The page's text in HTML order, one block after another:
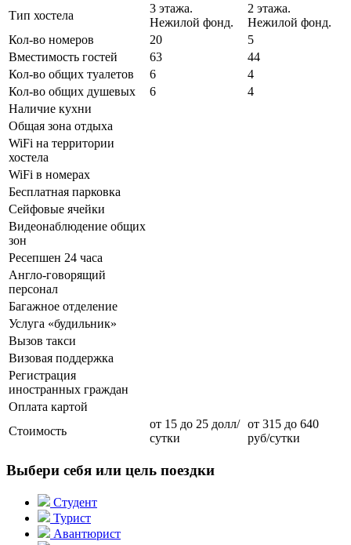
Тип хостела
3 этажа.
Нежилой фонд.
2 этажа.
Нежилой фонд.
Кол-во номеров
20
5
Вместимость гостей
63
44
Кол-во общих туалетов
6
4
Кол-во общих душевых
6
4
Наличие кухни
Общая зона отдыха
WiFi на территории
хостела
WiFi в номерах
Бесплатная парковка
Сейфовые ячейки
Видеонаблюдение общих
зон
Ресепшен 24 часа
Англо-говорящий
персонал
Багажное отделение
Услуга «будильник»
Вызов такси
Визовая поддержка
Регистрация
иностранных граждан
Оплата картой
Стоимость
от 15 до 25 долл/
сутки
от 315 до 640
руб/сутки
Выбери себя или цель поездки
Студент
Турист
Авантюрист